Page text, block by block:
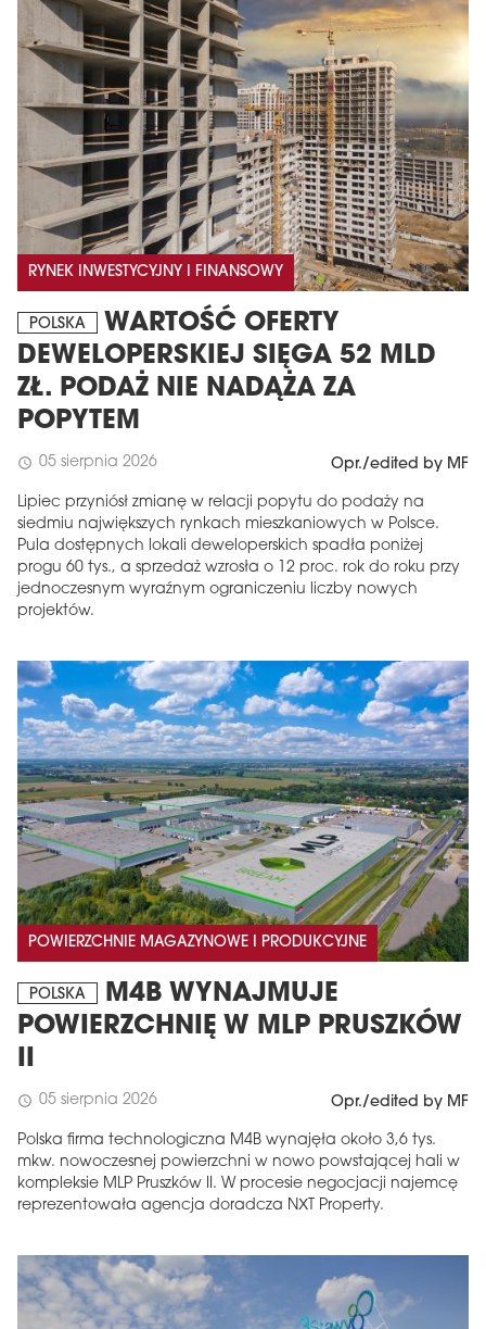
RYNEK INWESTYCYJNY I FINANSOWY
POLSKA
WARTOŚĆ OFERTY
DEWELOPERSKIEJ SIĘGA 52 MLD
ZŁ. PODAŻ NIE NADĄŻA ZA
POPYTEM
schedule 05 sierpnia 2026 Opr./edited by MF
Lipiec przyniósł zmianę w relacji popytu do podaży na
siedmiu największych rynkach mieszkaniowych w Polsce.
Pula dostępnych lokali deweloperskich spadła poniżej
progu 60 tys., a sprzedaż wzrosła o 12 proc. rok do roku przy
jednoczesnym wyraźnym ograniczeniu liczby nowych
projektów.
POWIERZCHNIE MAGAZYNOWE I PRODUKCYJNE
POLSKA
M4B WYNAJMUJE
POWIERZCHNIĘ W MLP PRUSZKÓW
II
schedule 05 sierpnia 2026 Opr./edited by MF
Polska firma technologiczna M4B wynajęła około 3,6 tys.
mkw. nowoczesnej powierzchni w nowo powstającej hali w
kompleksie MLP Pruszków II. W procesie negocjacji najemcę
reprezentowała agencja doradcza NXT Property.
MAGAZYN
Wydanie 6 (308)
CZERWIEC 2026
Więcej w tym wydaniu
arrow_forward
Zamów teraz!